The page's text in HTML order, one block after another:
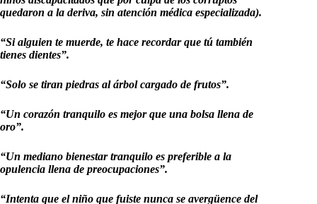
quedaron a la deriva, sin atención médica especializada).
“Si alguien te muerde, te hace recordar que tú también
tienes dientes”.
“Solo se tiran piedras al árbol cargado de frutos”.
“Un corazón tranquilo es mejor que una bolsa llena de
oro”.
“Un mediano bienestar tranquilo es preferible a la
opulencia llena de preocupaciones”.
“Intenta que el niño que fuiste nunca se avergüence del